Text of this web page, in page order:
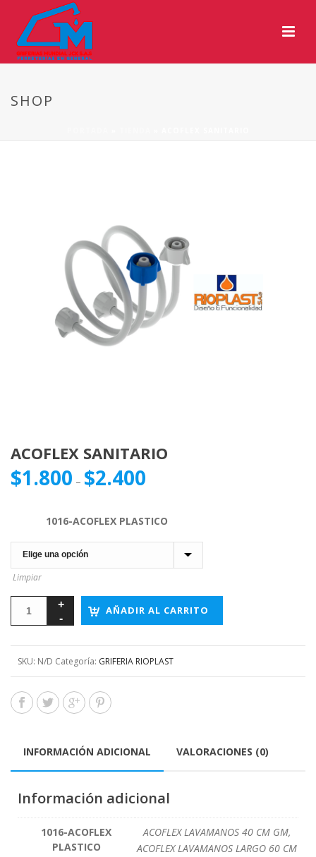
SHOP
ACOFLEX SANITARIO
$1.800 – $2.400
1016-ACOFLEX PLASTICO
Limpiar
AÑADIR AL CARRITO
SKU: N/D Categoría: GRIFERIA RIOPLAST
INFORMACIÓN ADICIONAL VALORACIONES (0)
Información adicional
1016-ACOFLEX
PLASTICO
ACOFLEX LAVAMANOS 40 CM GM,
ACOFLEX LAVAMANOS LARGO 60 CM